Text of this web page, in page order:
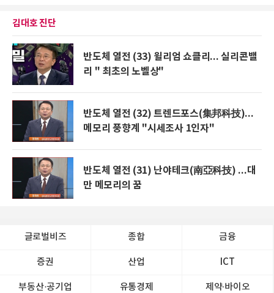
김대호 진단
반도체 열전 (33) 윌리엄 쇼클리... 실리콘밸
리 " 최초의 노벨상"
반도체 열전 (32) 트렌드포스(集邦科技)...
메모리 풍향계 "시세조사 1인자"
반도체 열전 (31) 난야테크(南亞科技) ...대
만 메모리의 꿈
글로벌비즈 종합 금융
증권 산업 ICT
부동산·공기업 유통경제 제약∙바이오